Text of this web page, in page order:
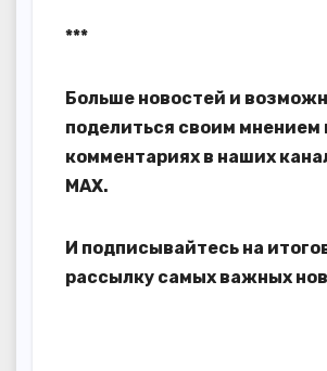
***
Больше новостей и
поделиться своим мнением
комментариях в наших
MAX.
И подписывайтесь на
рассылку самых важных